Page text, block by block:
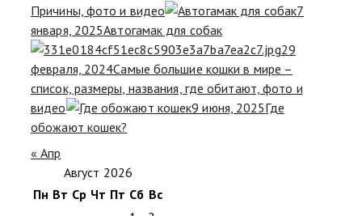
Причины, фото и видео
7
января, 2025Автогамак для собак
29
февраля, 2024Самые большие кошки в мире –
список, размеры, названия, где обитают, фото и
видео
9 июня, 2025Где
обожают кошек?
« Апр
Август 2026
Пн Вт Ср Чт Пт Сб Вс